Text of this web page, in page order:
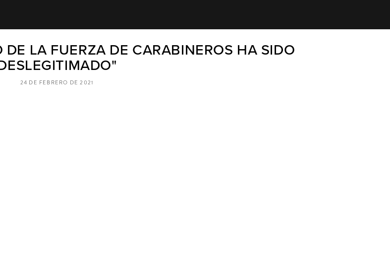
DE LA FUERZA DE CARABINEROS HA SIDO
24 DE FEBRERO DE 2021